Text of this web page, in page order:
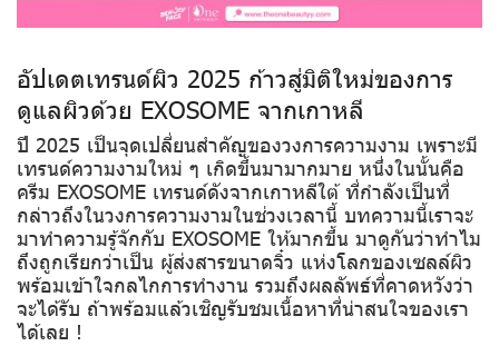
อัปเดตเทรนด์ผิว 2025 ก้าวสู่มิติใหม่ของการ
ดูแลผิวด้วย EXOSOME จากเกาหลี
ปี 2025 เป็นจุดเปลี่ยนสำคัญของวงการความงาม เพราะมี
เทรนด์ความงามใหม่ ๆ เกิดขึ้นมามากมาย หนึ่งในนั้นคือ
ครีม EXOSOME เทรนด์ดังจากเกาหลีใต้ ที่กำลังเป็นที่
กล่าวถึงในวงการความงามในช่วงเวลานี้ บทความนี้เราจะ
มาทำความรู้จักกับ EXOSOME ให้มากขึ้น มาดูกันว่าทำไม
ถึงถูกเรียกว่าเป็น ผู้ส่งสารขนาดจิ๋ว แห่งโลกของเซลล์ผิว
พร้อมเข้าใจกลไกการทำงาน รวมถึงผลลัพธ์ที่คาดหวังว่า
จะได้รับ ถ้าพร้อมแล้วเชิญรับชมเนื้อหาที่น่าสนใจของเรา
ได้เลย !